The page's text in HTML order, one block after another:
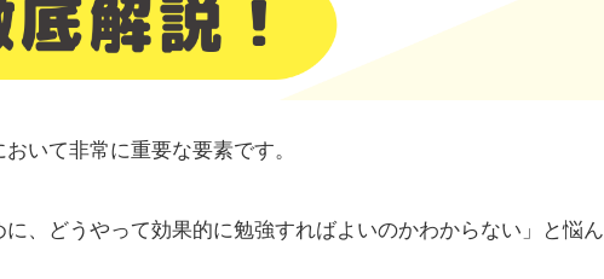
いて非常に重要な要素です。
、どうやって効果的に勉強すればよいのかわからない」と悩ん